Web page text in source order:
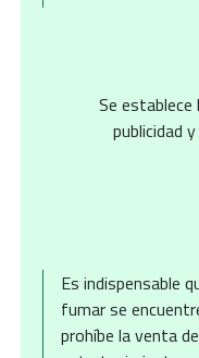
Se
publicidad
Es indispensable
fumar se
prohíbe la venta